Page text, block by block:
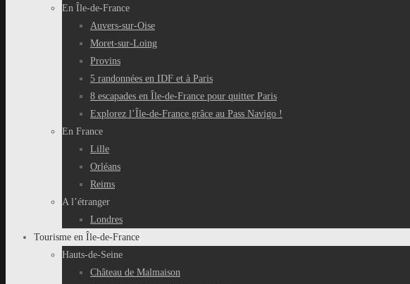
En Île-de-France
Auvers-sur-Oise
Moret-sur-Loing
Provins
5 randonnées en IDF et à Paris
8 escapades en Île-de-France pour quitter Paris
Explorez l’Île-de-France grâce au Pass Navigo !
En France
Lille
Orléans
Reims
A l’étranger
Londres
Tourisme en Île-de-France
Hauts-de-Seine
Château de Malmaison